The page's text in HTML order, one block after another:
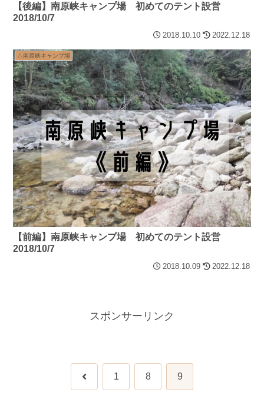
【後編】南原峡キャンプ場 初めてのテント設営
2018/10/7
2018.10.10 2022.12.18
△南原峡キャンプ場
【前編】南原峡キャンプ場 初めてのテント設営
2018/10/7
2018.10.09 2022.12.18
スポンサーリンク
前 1 8 9